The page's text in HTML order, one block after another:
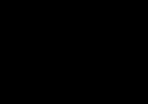
รจาจับคู่ธุรกิจทั้งใน
ที่ 6-9 สิงหาคมนี้ ที่